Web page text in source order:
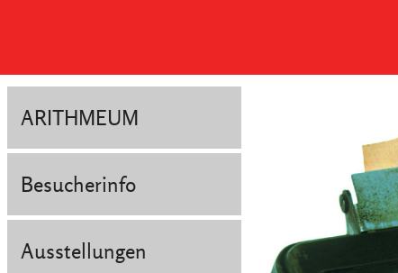
ARITHMEUM
Besucherinfo
Ausstellungen